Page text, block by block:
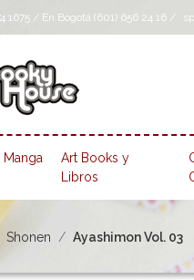
1675 / En Bogotá (601) 656 24 16 /
Manga
Art Books y
Libros
Shonen Ayashimon Vol. 03